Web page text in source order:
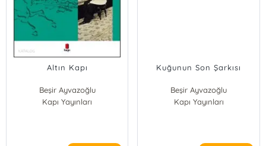
Altın Kapı
Beşir Ayvazoğlu
Kapı Yayınları
Kuğunun Son Şarkısı
Beşir Ayvazoğlu
Kapı Yayınları